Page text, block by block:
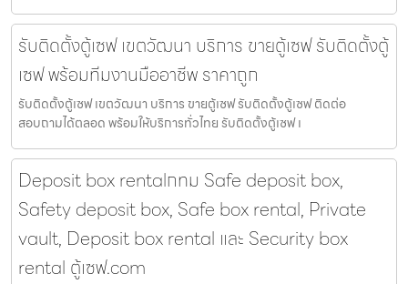
รับติดตั้งตู้เซฟ เขตวัฒนา บริการ ขายตู้เซฟ รับติดตั้งตู้
เซฟ พร้อมทีมงานมืออาชีพ ราคาถูก
รับติดตั้งตู้เซฟ เขตวัฒนา บริการ ขายตู้เซฟ รับติดตั้งตู้เซฟ ติดต่อ
สอบถามได้ตลอด พร้อมให้บริการทั่วไทย รับติดตั้งตู้เซฟ เ
Deposit box rentalกทม Safe deposit box,
Safety deposit box, Safe box rental, Private
vault, Deposit box rental และ Security box
rental ตู้เซฟ.com